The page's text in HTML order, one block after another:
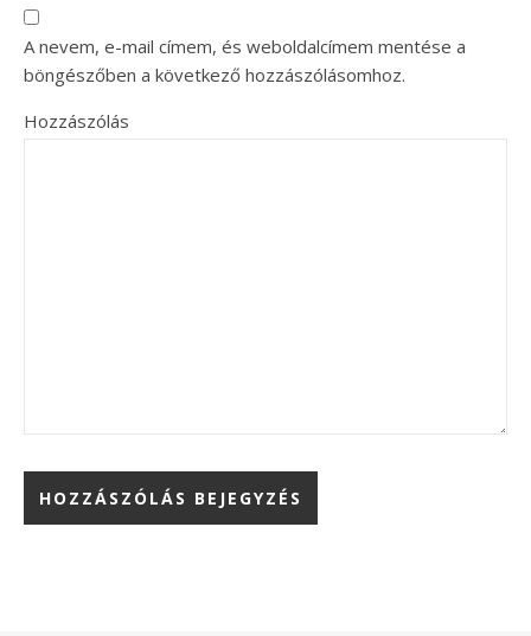
A nevem, e-mail címem, és weboldalcímem mentése a
böngészőben a következő hozzászólásomhoz.
Hozzászólás